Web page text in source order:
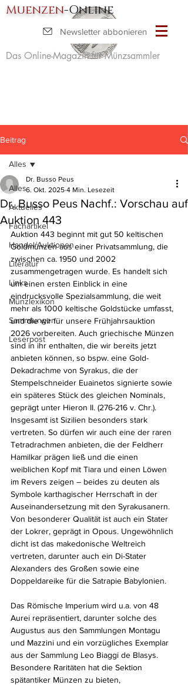
Muenzen-Online
Das Online-Magazin für Münzsammler
Newsletter abbonieren
Beitrag
Alles
Aktuelles
Fachartikel
Handel/Auktionen
Literatur
Links
Münzlexikon
Sammlungen
Leserpost
Alles
Dr. Busso Peus Nachf.: Vorschau auf
Auktion 443
Dr. Busso Peus
6. Okt. 2025 4 Min. Lesezeit
Auktion 443 beginnt mit gut 50 keltischen
Goldmünzen aus einer Privatsammlung, die
zwischen ca. 1950 und 2002
zusammengetragen wurde. Es handelt sich
um einen ersten Einblick in eine
eindrucksvolle Spezialsammlung, die weit
mehr als 1000 keltische Goldstücke umfasst,
und die wir für unsere Frühjahrsauktion
2026 vorbereiten. Auch griechische Münzen
sind in ihr enthalten, die wir bereits jetzt
anbieten können, so bspw. eine Gold-
Dekadrachme von Syrakus, die der
Stempelschneider Euainetos signierte sowie
ein späteres Stück des gleichen Nominals,
geprägt unter Hieron II. (276-216 v. Chr.).
Insgesamt ist Sizilien besonders stark
vertreten. So dürfen wir auch eine der raren
Tetradrachmen anbieten, die der Feldherr
Hamilkar prägen ließ und die einen
weiblichen Kopf mit Tiara und einen Löwen
im Revers zeigen – beides zu deuten als
Symbole karthagischer Herrschaft in der
Auseinandersetzung mit den Syrakusanern.
Von besonderer Qualität ist auch ein Stater
der Lokrer, geprägt in Opous. Ungewöhnlich
dicht ist das makedonische Weltreich
vertreten, darunter auch ein Di-Stater
Alexanders des Großen sowie eine
Doppeldareike für die Satrapie Babylonien.
Das Römische Imperium wird u.a. von 48
Aurei repräsentiert, darunter solche des
Augustus aus den Sammlungen Montagu
und Mazzini und ein vorzügliches Exemplar
aus der Sammlung Leo Biaggi de Blasys.
Besondere Raritäten hat die Sektion
spätantiker Münzen zu bieten,